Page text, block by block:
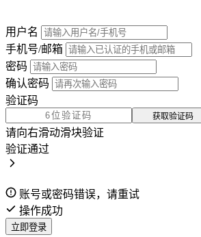
用户名
手机号/邮箱
密码
确认密码
验证码
获取验证码
请向右滑动滑块验证
验证通过
账号或密码错误，请重试
操作成功
立即登录